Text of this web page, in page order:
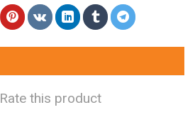
Rate this product